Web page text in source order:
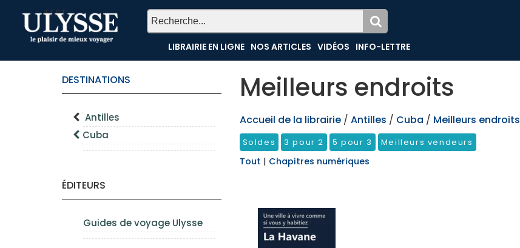
TEST
LIBRAIRIE EN LIGNE NOS ARTICLES VIDÉOS INFO-LETTRE
DESTINATIONS
Antilles
Cuba
ÉDITEURS
Guides de voyage Ulysse
Meilleurs endroits
Accueil de la librairie / Antilles / Cuba / Meilleurs endroits
Soldes 3 pour 2 5 pour 3 Meilleurs vendeurs
Tout | Chapitres numériques